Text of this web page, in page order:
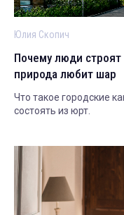
Юлия Скопич
Почему люди
природа любит шар
Что такое городские
состоять из юрт.